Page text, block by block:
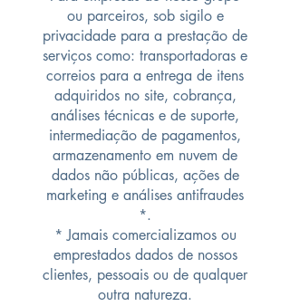
ou parceiros, sob sigilo e
privacidade para a prestação de
serviços como: transportadoras e
correios para a entrega de itens
adquiridos no site, cobrança,
análises técnicas e de suporte,
intermediação de pagamentos,
armazenamento em nuvem de
dados não públicas, ações de
marketing e análises antifraudes
*.
* Jamais comercializamos ou
emprestados dados de nossos
clientes, pessoais ou de qualquer
outra natureza.